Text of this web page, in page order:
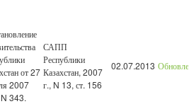
от 27
2007
N 343.
САПП
Республики
Казахстан, 2007
г., N 13, ст. 156
02.07.2013